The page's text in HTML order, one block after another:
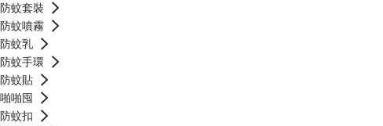
防蚊套裝
防蚊噴霧
防蚊乳
防蚊手環
防蚊貼
啪啪囤
防蚊扣